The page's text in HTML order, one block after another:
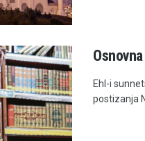
Ehl-i
postizanja